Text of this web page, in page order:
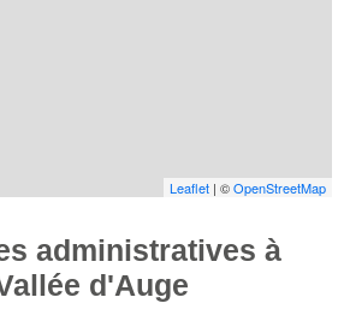
Leaflet | ©OpenStreetMap
administratives à
d'Auge